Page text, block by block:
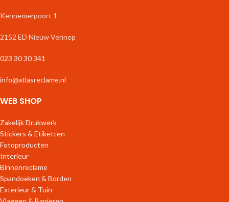
Kennemerpoort 1
2152 ED Nieuw Vennep
023 30 30 341
info@atlasreclame.nl
WEB SHOP
Zakelijk Drukwerk
Stickers & Etiketten
Fotoproducten
Interieur
Binnenreclame
Spandoeken & Borden
Exterieur & Tuin